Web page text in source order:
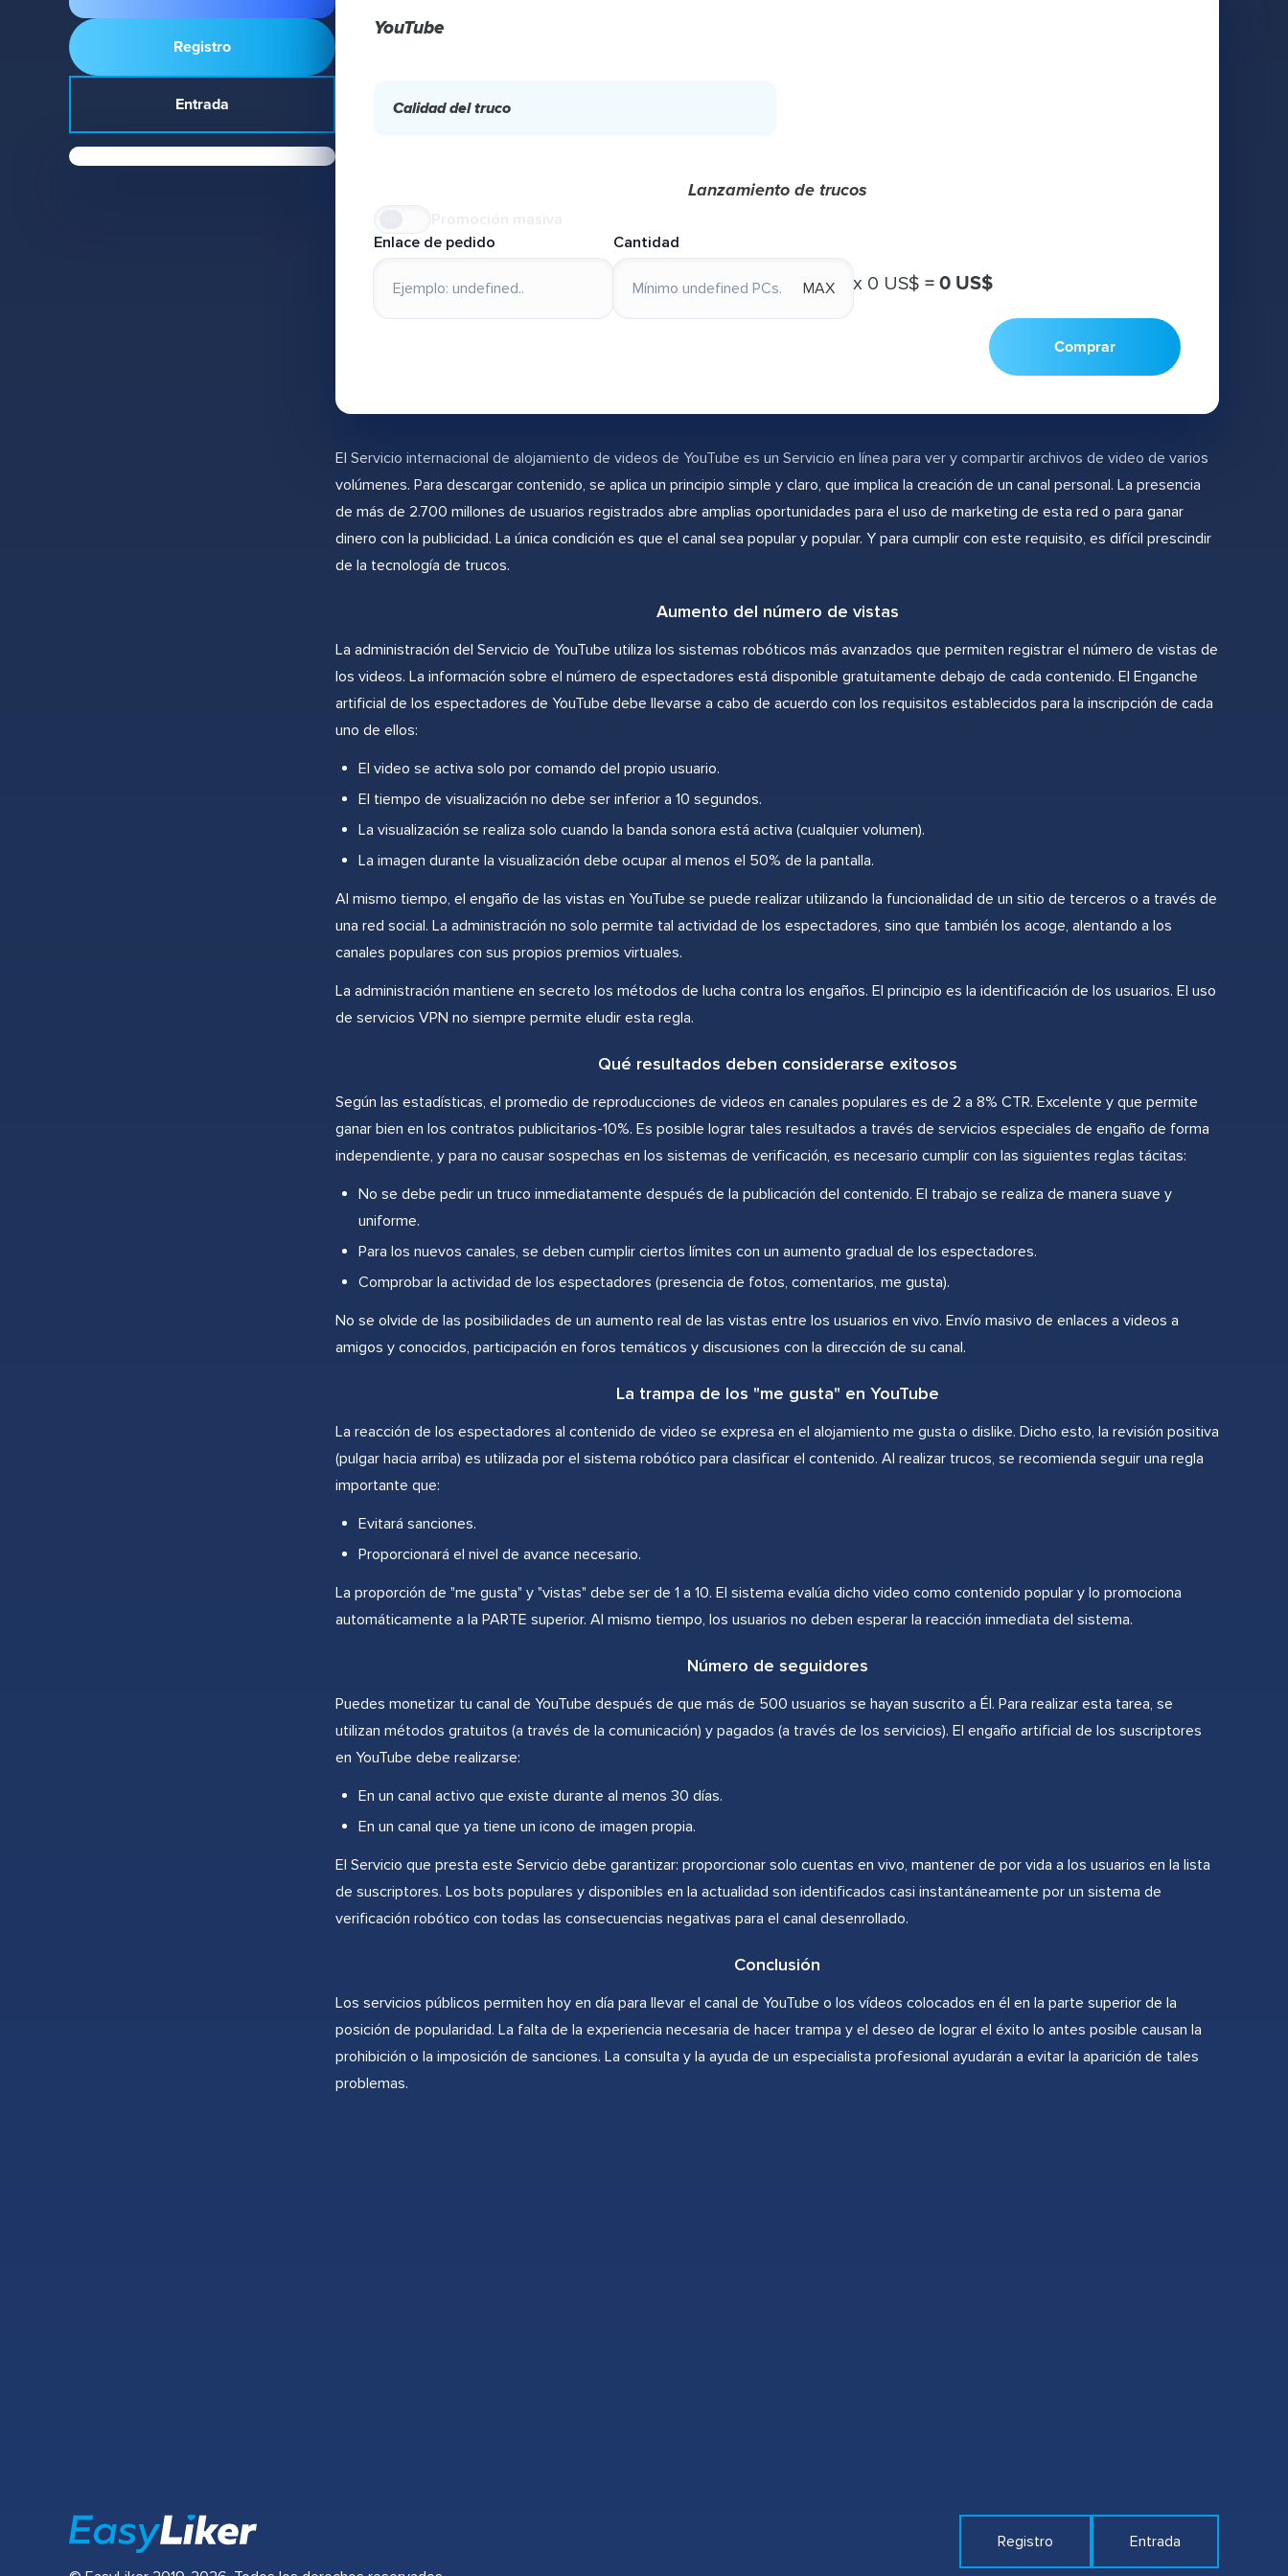
Registro
Entrada
YouTube
Calidad del truco
Lanzamiento de trucos
Enlace de pedido
Cantidad
MAX х 0 US$ = 0 US$
Comprar
El Servicio internacional de alojamiento de videos de YouTube es un Servicio en línea para ver y compartir archivos de video de varios
volúmenes. Para descargar contenido, se aplica un principio simple y claro, que implica la creación de un canal personal. La presencia
de más de 2.700 millones de usuarios registrados abre amplias oportunidades para el uso de marketing de esta red o para ganar
dinero con la publicidad. La única condición es que el canal sea popular y popular. Y para cumplir con este requisito, es difícil prescindir
de la tecnología de trucos.
Aumento del número de vistas
La administración del Servicio de YouTube utiliza los sistemas robóticos más avanzados que permiten registrar el número de vistas de
los videos. La información sobre el número de espectadores está disponible gratuitamente debajo de cada contenido. El Enganche
artificial de los espectadores de YouTube debe llevarse a cabo de acuerdo con los requisitos establecidos para la inscripción de cada
uno de ellos:
El video se activa solo por comando del propio usuario.
El tiempo de visualización no debe ser inferior a 10 segundos.
La visualización se realiza solo cuando la banda sonora está activa (cualquier volumen).
La imagen durante la visualización debe ocupar al menos el 50% de la pantalla.
Al mismo tiempo, el engaño de las vistas en YouTube se puede realizar utilizando la funcionalidad de un sitio de terceros o a través de
una red social. La administración no solo permite tal actividad de los espectadores, sino que también los acoge, alentando a los
canales populares con sus propios premios virtuales.
La administración mantiene en secreto los métodos de lucha contra los engaños. El principio es la identificación de los usuarios. El uso
de servicios VPN no siempre permite eludir esta regla.
Qué resultados deben considerarse exitosos
Según las estadísticas, el promedio de reproducciones de videos en canales populares es de 2 a 8% CTR. Excelente y que permite
ganar bien en los contratos publicitarios-10%. Es posible lograr tales resultados a través de servicios especiales de engaño de forma
independiente, y para no causar sospechas en los sistemas de verificación, es necesario cumplir con las siguientes reglas tácitas:
No se debe pedir un truco inmediatamente después de la publicación del contenido. El trabajo se realiza de manera suave y
uniforme.
Para los nuevos canales, se deben cumplir ciertos límites con un aumento gradual de los espectadores.
Comprobar la actividad de los espectadores (presencia de fotos, comentarios, me gusta).
No se olvide de las posibilidades de un aumento real de las vistas entre los usuarios en vivo. Envío masivo de enlaces a videos a
amigos y conocidos, participación en foros temáticos y discusiones con la dirección de su canal.
La trampa de los "me gusta" en YouTube
La reacción de los espectadores al contenido de video se expresa en el alojamiento me gusta o dislike. Dicho esto, la revisión positiva
(pulgar hacia arriba) es utilizada por el sistema robótico para clasificar el contenido. Al realizar trucos, se recomienda seguir una regla
importante que:
Evitará sanciones.
Proporcionará el nivel de avance necesario.
La proporción de "me gusta" y "vistas" debe ser de 1 a 10. El sistema evalúa dicho video como contenido popular y lo promociona
automáticamente a la PARTE superior. Al mismo tiempo, los usuarios no deben esperar la reacción inmediata del sistema.
Número de seguidores
Puedes monetizar tu canal de YouTube después de que más de 500 usuarios se hayan suscrito a Él. Para realizar esta tarea, se
utilizan métodos gratuitos (a través de la comunicación) y pagados (a través de los servicios). El engaño artificial de los suscriptores
en YouTube debe realizarse:
En un canal activo que existe durante al menos 30 días.
En un canal que ya tiene un icono de imagen propia.
El Servicio que presta este Servicio debe garantizar: proporcionar solo cuentas en vivo, mantener de por vida a los usuarios en la lista
de suscriptores. Los bots populares y disponibles en la actualidad son identificados casi instantáneamente por un sistema de
verificación robótico con todas las consecuencias negativas para el canal desenrollado.
Conclusión
Los servicios públicos permiten hoy en día para llevar el canal de YouTube o los vídeos colocados en él en la parte superior de la
posición de popularidad. La falta de la experiencia necesaria de hacer trampa y el deseo de lograr el éxito lo antes posible causan la
prohibición o la imposición de sanciones. La consulta y la ayuda de un especialista profesional ayudarán a evitar la aparición de tales
problemas.
Registro
Entrada